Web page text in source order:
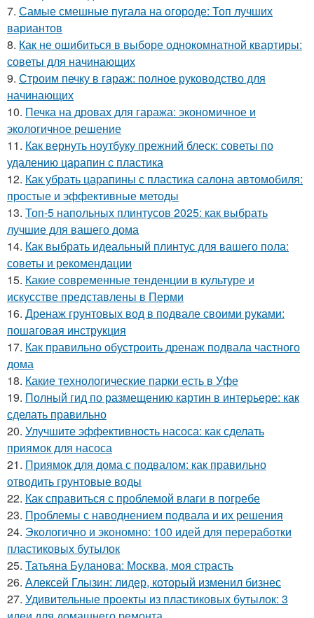
7. Самые смешные пугала на огороде: Топ лучших
вариантов
8. Как не ошибиться в выборе однокомнатной квартиры:
советы для начинающих
9. Строим печку в гараж: полное руководство для
начинающих
10. Печка на дровах для гаража: экономичное и
экологичное решение
11. Как вернуть ноутбуку прежний блеск: советы по
удалению царапин с пластика
12. Как убрать царапины с пластика салона автомобиля:
простые и эффективные методы
13. Топ-5 напольных плинтусов 2025: как выбрать
лучшие для вашего дома
14. Как выбрать идеальный плинтус для вашего пола:
советы и рекомендации
15. Какие современные тенденции в культуре и
искусстве представлены в Перми
16. Дренаж грунтовых вод в подвале своими руками:
пошаговая инструкция
17. Как правильно обустроить дренаж подвала частного
дома
18. Какие технологические парки есть в Уфе
19. Полный гид по размещению картин в интерьере: как
сделать правильно
20. Улучшите эффективность насоса: как сделать
приямок для насоса
21. Приямок для дома с подвалом: как правильно
отводить грунтовые воды
22. Как справиться с проблемой влаги в погребе
23. Проблемы с наводнением подвала и их решения
24. Экологично и экономно: 100 идей для переработки
пластиковых бутылок
25. Татьяна Буланова: Москва, моя страсть
26. Алексей Глызин: лидер, который изменил бизнес
27. Удивительные проекты из пластиковых бутылок: 3